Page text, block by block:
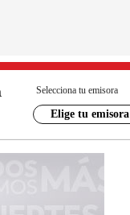
Selecciona tu emisora
Elige tu emisora